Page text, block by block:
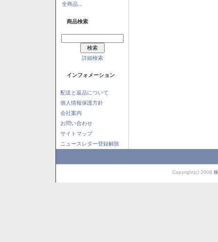
全商品...
商品検索
詳細検索
インフォメーション
配送と返品について
個人情報保護方針
会社案内
お問い合わせ
サイトマップ
ニュースレター登録解除
Copyright(c) 2008